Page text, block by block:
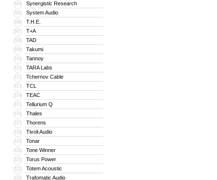
304 Synergistic Research
305 System Audio
306 T.H.E.
307 T+A
308 TAD
309 Takumi
310 Tannoy
311 TARA Labs
312 Tchernov Cable
313 TCL
314 TEAC
315 Tellurium Q
316 Thales
317 Thorens
318 Tivoli Audio
319 Tonar
320 Tone Winner
321 Torus Power
322 Totem Acoustic
323 Trafomatic Audio